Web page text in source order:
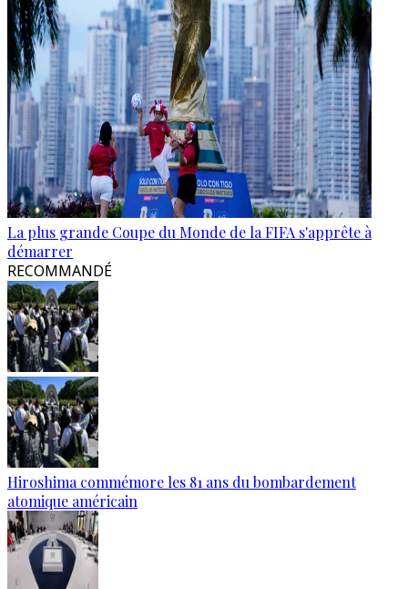
La plus grande Coupe du Monde de la FIFA s'apprête à
démarrer
RECOMMANDÉ
Hiroshima commémore les 81 ans du bombardement
atomique américain